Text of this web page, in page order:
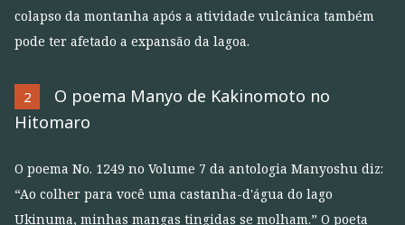
colapso da montanha após a atividade vulcânica também
pode ter afetado a expansão da lagoa.
2
O poema Manyo de Kakinomoto no
Hitomaro
O poema No. 1249 no Volume 7 da antologia Manyoshu diz:
“Ao colher para você uma castanha-d'água do lago
Ukinuma, minhas mangas tingidas se molham.” O poeta